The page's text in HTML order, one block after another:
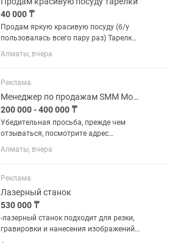
40 000 ₸
Продам яркую красивую посуду (б/у
пользовалась всего пару раз) Тарелки
8 шт 1500 Под нарезки 2шт 2500
Фруктовница/ под торт 1шт 7000 Табак
1 3000 Овальное блюдо 1...
Алматы, вчера
Реклама
Менеджер по продажам SMM Мобилограф
200 000 - 400 000 ₸
Убедительная просьба, прежде чем
отзываться, посмотрите адрес
рабочего места! Не занимайте время,
если вам далеко‼️‼️ Ежедневная фото- и
десерты, процесс...
Алматы, вчера
Реклама
Лазерный станок
530 000 ₸
-лазерный станок подходит для резки,
гравировки и нанесения изображений
на различные материалы. На таком